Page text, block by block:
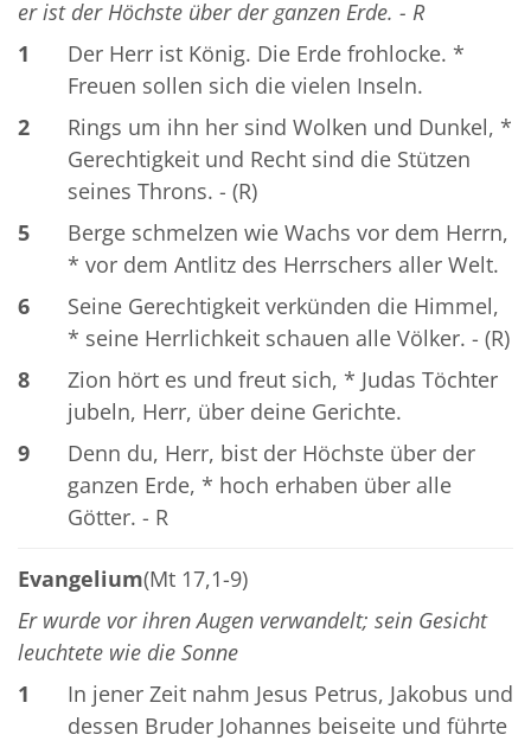
er ist der Höchste über der ganzen Erde. - R
1
Der Herr ist König. Die Erde frohlocke. *
Freuen sollen sich die vielen Inseln.
2
Rings um ihn her sind Wolken und Dunkel, *
Gerechtigkeit und Recht sind die Stützen
seines Throns. - (R)
5
Berge schmelzen wie Wachs vor dem Herrn,
* vor dem Antlitz des Herrschers aller Welt.
6
Seine Gerechtigkeit verkünden die Himmel,
* seine Herrlichkeit schauen alle Völker. - (R)
8
Zion hört es und freut sich, * Judas Töchter
jubeln, Herr, über deine Gerichte.
9
Denn du, Herr, bist der Höchste über der
ganzen Erde, * hoch erhaben über alle
Götter. - R
Evangelium(Mt 17,1-9)
Er wurde vor ihren Augen verwandelt; sein Gesicht
leuchtete wie die Sonne
1
In jener Zeit nahm Jesus Petrus, Jakobus und
dessen Bruder Johannes beiseite und führte